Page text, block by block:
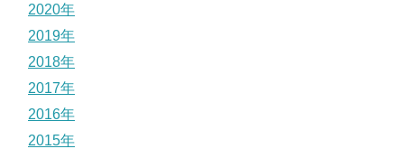
2020年
2019年
2018年
2017年
2016年
2015年